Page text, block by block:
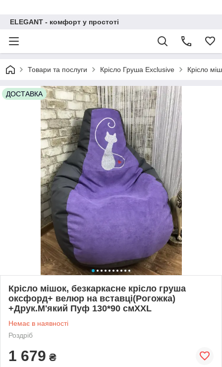
ELEGANT - комфорт у простоті
Товари та послуги Крісло Груша Exclusive Крісло
ДОСТАВКА
Крісло мішок, безкаркасне крісло груша
оксфорд+ велюр на вставці(Рогожка)
+Друк.М'який Пуф 130*90 смXXL
Немає в наявності
Роздріб
1 679 ₴